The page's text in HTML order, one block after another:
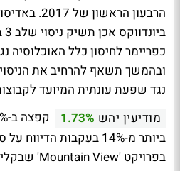
הרבעון
כפריימר לחיסון כלל
ובהמשך תשאף להרחיב את
נגד שפעת עונתית המיועד
מודיעין יהש 1.73%
ביותר מ-14% בעקבות הדיווח
בפרויקט 'Mountain View' שבקליפורניה.